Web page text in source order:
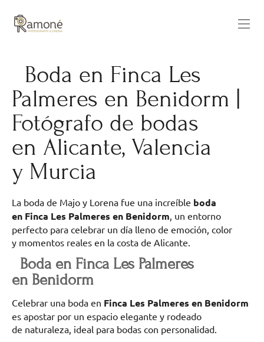
Boda en Finca Les
Palmeres en Benidorm |
Fotógrafo de bodas
en Alicante, Valencia
y Murcia
La boda de Majo y Lorena fue una increíble boda
en Finca Les Palmeres en Benidorm, un entorno
perfecto para celebrar un día lleno de emoción, color
y momentos reales en la costa de Alicante.
Boda en Finca Les Palmeres
en Benidorm
Celebrar una boda en Finca Les Palmeres en Benidorm
es apostar por un espacio elegante y rodeado
de naturaleza, ideal para bodas con personalidad.